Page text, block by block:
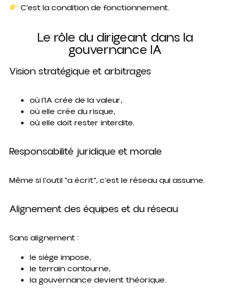
C’est la condition de fonctionnement.
Le rôle du dirigeant dans la
gouvernance IA
Vision stratégique et arbitrages
où l’IA crée de la valeur,
où elle crée du risque,
où elle doit rester interdite.
Responsabilité juridique et morale
Même si l’outil “a écrit”, c’est le réseau qui assume.
Alignement des équipes et du réseau
Sans alignement :
le siège impose,
le terrain contourne,
la gouvernance devient théorique.